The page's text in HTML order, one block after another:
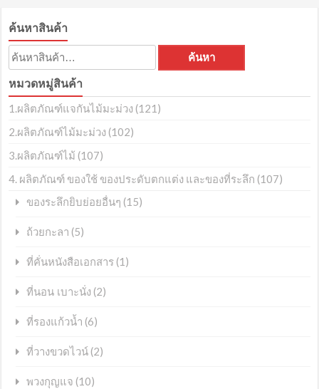
ค้นหาสินค้า
ค้นหา: ค้นหา
หมวดหมู่สินค้า
1.ผลิตภัณฑ์แจกันไม้มะม่วง (121)
2.ผลิตภัณฑ์ไม้มะม่วง (102)
3.ผลิตภัณฑ์ไม้ (107)
4. ผลิตภัณฑ์ ของใช้ ของประดับตกแต่ง และของที่ระลึก (107)
ของระลึกยิบย่อยอื่นๆ (15)
ถ้วยกะลา (5)
ที่คั่นหนังสือเอกสาร (1)
ที่นอน เบาะนั่ง (2)
ที่รองแก้วน้ำ (6)
ที่วางขวดไวน์ (2)
พวงกุญแจ (10)